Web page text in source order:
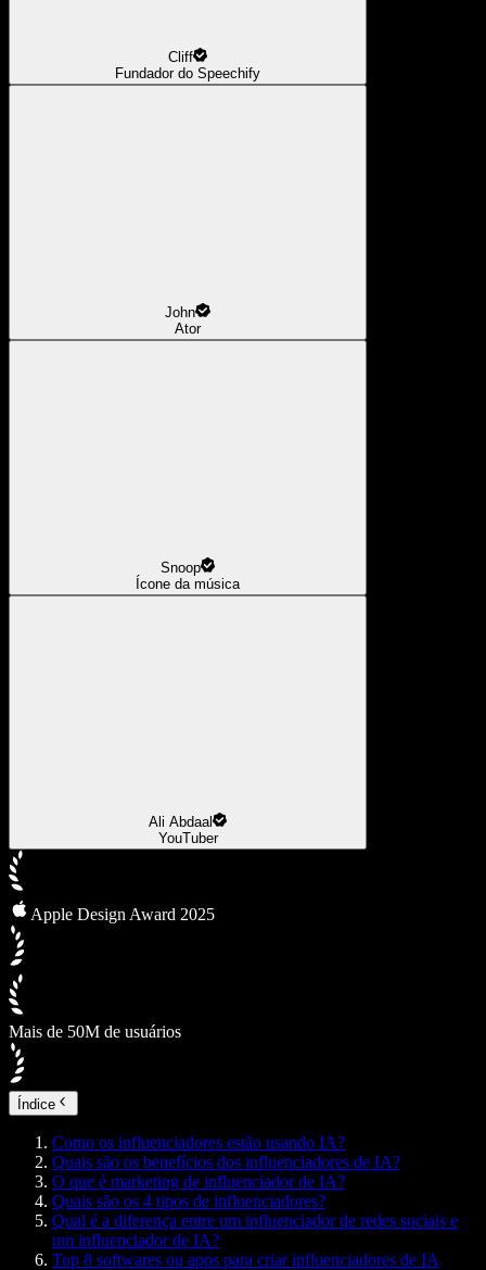
Cliff
Fundador do Speechify
John
Ator
Snoop
Ícone da música
Ali Abdaal
YouTuber
Apple Design Award 2025
Mais de 50M de usuários
Índice
Como os influenciadores estão usando IA?
Quais são os benefícios dos influenciadores de IA?
O que é marketing de influenciador de IA?
Quais são os 4 tipos de influenciadores?
Qual é a diferença entre um influenciador de redes sociais e
um influenciador de IA?
Top 8 softwares ou apps para criar influenciadores de IA